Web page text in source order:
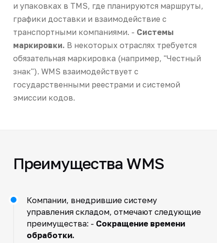
и упаковках в TMS, где планируются маршруты,
графики доставки и взаимодействие с
транспортными компаниями. - Системы
маркировки. В некоторых отраслях требуется
обязательная маркировка (например, "Честный
знак"). WMS взаимодействует с
государственными реестрами и системой
эмиссии кодов.
Преимущества WMS
Компании, внедрившие систему
управления складом, отмечают следующие
преимущества: - Сокращение времени
обработки.